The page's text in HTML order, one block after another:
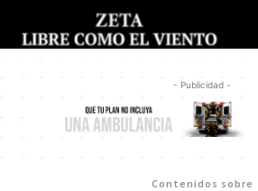
- Publicidad -
Contenidos sobre